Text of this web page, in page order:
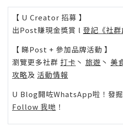
【 U Creator 招募 】
出Post賺現金獎賞 l 登記《社群
【 睇Post + 參加品牌活動 】
瀏覽更多社群 打卡 丶 旅遊 丶 美
攻略及 活動情報
U Blog開咗WhatsApp啦！發掘
Follow 我哋 ！